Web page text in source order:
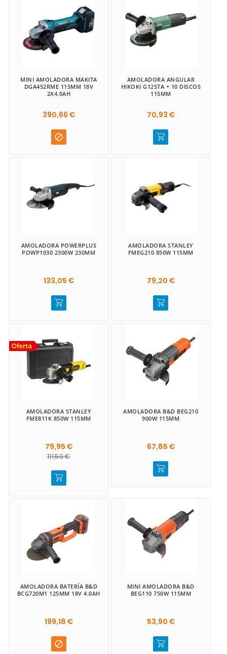
MINI AMOLADORA MAKITA
DGA452RME 115MM 18V
2X4.0AH
390,66 €

AMOLADORA ANGULAR
HIKOKI G12STA + 10 DISCOS
115MM
70,93 €
AMOLADORA POWERPLUS
POWP1030 2300W 230MM
133,05 €
AMOLADORA STANLEY
FMEG210 850W 115MM
79,20 €
AMOLADORA STANLEY
FME811K 850W 115MM
79,95 €
111,50 €
AMOLADORA B&D BEG210
900W 115MM
67,85 €
AMOLADORA BATERÍA B&D
BCG720M1 125MM 18V 4.0AH
199,18 €

MINI AMOLADORA B&D
BEG110 750W 115MM
53,90 €